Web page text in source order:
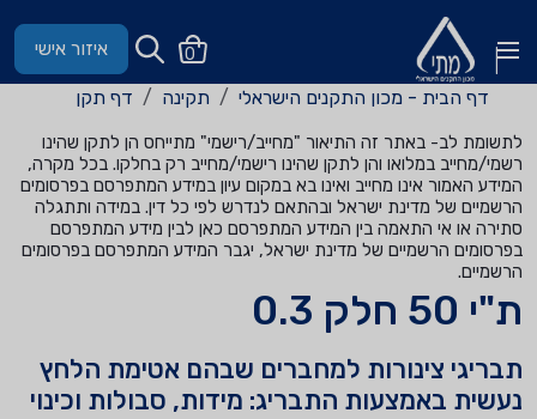
0 איזור אישי
דף הבית - מכון התקנים הישראלי תקינה דף תקן
לתשומת לב- באתר זה התיאור "מחייב/רישמי" מתייחס הן לתקן שהינו
רשמי/מחייב במלואו והן לתקן שהינו רישמי/מחייב רק בחלקו. בכל מקרה,
המידע האמור אינו מחייב ואינו בא במקום עיון במידע המתפרסם בפרסומים
הרשמיים של מדינת ישראל ובהתאם לנדרש לפי כל דין. במידה ותתגלה
סתירה או אי התאמה בין המידע המתפרסם כאן לבין מידע המתפרסם
בפרסומים הרשמיים של מדינת ישראל, יגבר המידע המתפרסם בפרסומים
הרשמיים.
ת"י 50 חלק 0.3
תבריגי צינורות למחברים שבהם אטימת הלחץ
נעשית באמצעות התבריג: מידות, סבולות וכינוי